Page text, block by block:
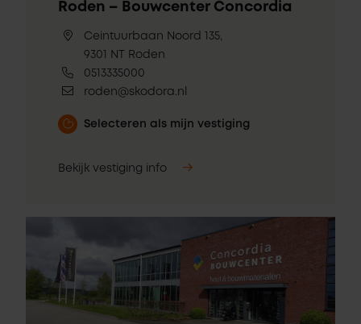
Roden – Bouwcenter Concordia
Ceintuurbaan Noord 135,
9301 NT Roden
0513335000
roden@skodora.nl
Selecteren als mijn vestiging
Bekijk vestiging info